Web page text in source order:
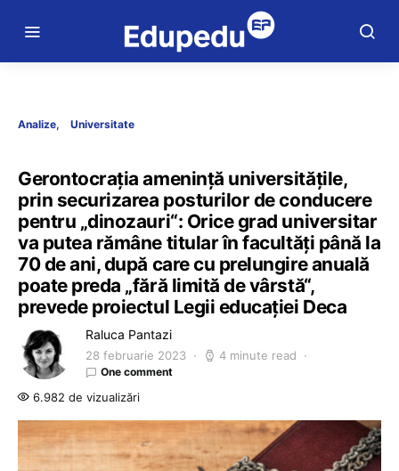
Analize Universitate
Gerontocrația amenință universitățile,
prin securizarea posturilor de conducere
pentru „dinozauri“: Orice grad universitar
va putea rămâne titular în facultăți până la
70 de ani, după care cu prelungire anuală
poate preda „fără limită de vârstă“,
prevede proiectul Legii educației Deca
Raluca Pantazi
28 februarie 2023 4 minute read
One comment
6.982 de vizualizări